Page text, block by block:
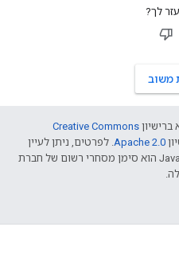
לך?
משוב
Creative Commons
Apache 2.0. לפרטים, ניתן לעיין
.‏ Java הוא סימן מסחרי רשום של חברת